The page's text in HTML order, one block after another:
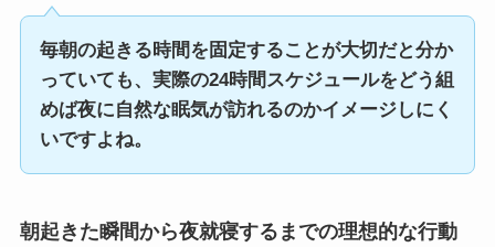
毎朝の起きる時間を固定することが大切だと分か
っていても、実際の24時間スケジュールをどう組
めば夜に自然な眠気が訪れるのかイメージしにく
いですよね。
朝起きた瞬間から夜就寝するまでの理想的な行動